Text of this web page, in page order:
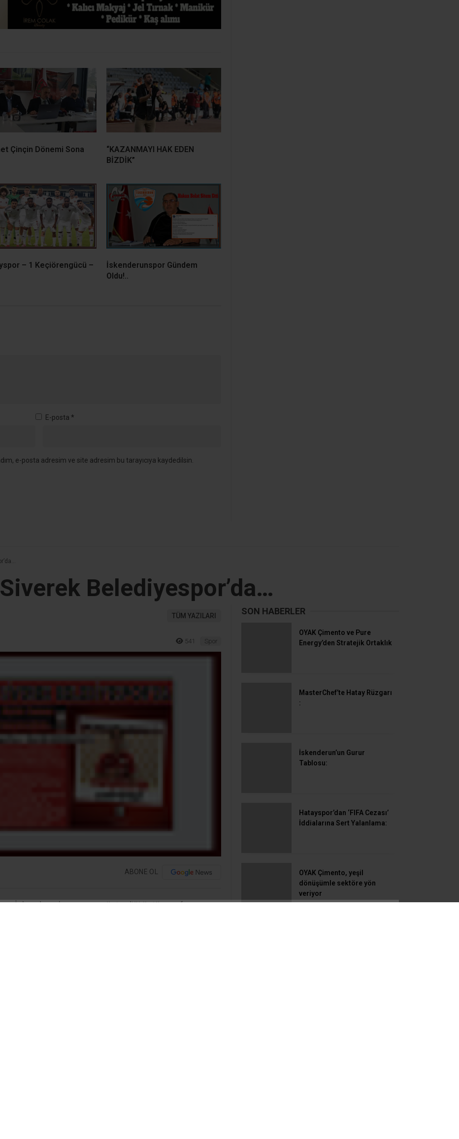
Çinçin Dönemi Sona
“KAZANMAYI HAK EDEN
BİZDİK”
– 1 Keçiörengücü –
İskenderunspor Gündem
Oldu!..
E-posta *
e-posta adresim ve site adresim bu tarayıcıya kaydedilsin.
Belediyespor’da…
TÜM YAZILARI
541 Spor
ABONE OL
İskenderun’un gururu, gösterdiği üstün performans
SON HABERLER
OYAK Çimento ve Pure
Energy’den Stratejik Ortaklık
Hatayspor’dan ‘FIFA Cezası’
İddialarına Sert Yalanlama:
veriyor
CRT Holding’den Büyük
Başarı…